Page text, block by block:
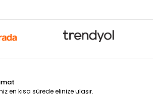
en kısa sürede elinize ulaşır.